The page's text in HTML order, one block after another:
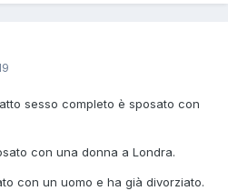
sesso completo è sposato con
con una donna a Londra.
con un uomo e ha già divorziato.